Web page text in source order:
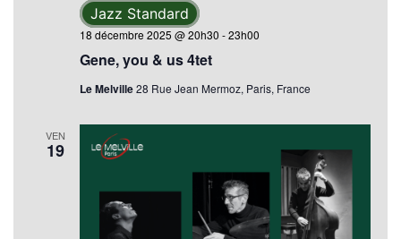
Gene, you & us 4tet
18 décembre 2025 @ 20h30 -23h00
Jazz Standard
Le Melville28 Rue Jean Mermoz, Paris, France
VEN
19